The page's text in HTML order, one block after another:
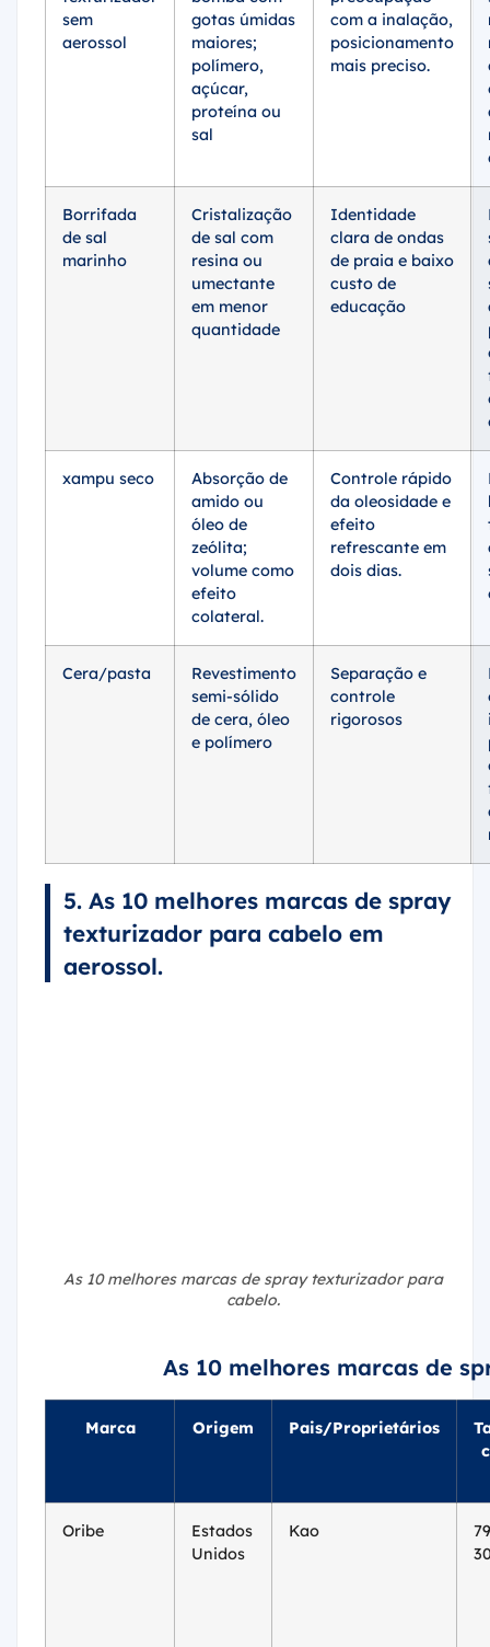
sem
aerossol
gotas úmidas
maiores;
polímero,
açúcar,
proteína ou
sal
com a inalação,
posicionamento
mais preciso.
Borrifada
de sal
marinho
Cristalização
de sal com
resina ou
umectante
em menor
quantidade
Identidade
clara de ondas
de praia e baixo
custo de
educação
xampu seco
Absorção de
amido ou
óleo de
zeólita;
volume como
efeito
colateral.
Controle rápido
da oleosidade e
efeito
refrescante em
dois dias.
Cera/pasta
Revestimento
semi-sólido
de cera, óleo
e polímero
Separação e
controle
rigorosos
5. As 10 melhores marcas de spray
texturizador para cabelo em
aerossol.
As 10 melhores marcas de spray texturizador para
cabelo.
As 10 melhores marcas de
Marca Origem Pais/Proprietários
Oribe
Estados
Unidos
Kao